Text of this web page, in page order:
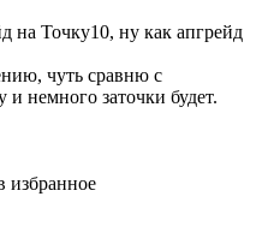
на Точку10, ну как апгрейд
чуть сравню с
немного заточки будет.
избранное